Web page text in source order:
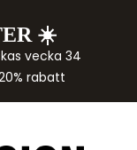
☀️
vecka 34
rabatt